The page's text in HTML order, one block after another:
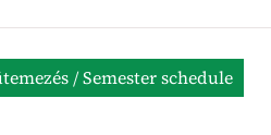
/ Semester schedule